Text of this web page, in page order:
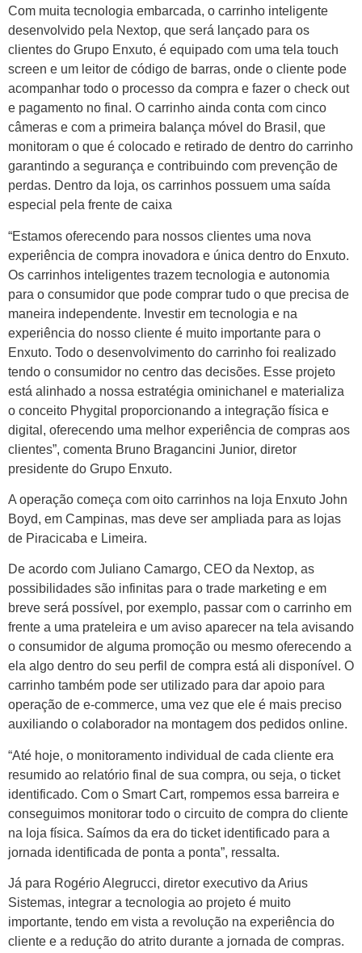
Com muita tecnologia embarcada, o carrinho inteligente
desenvolvido pela Nextop, que será lançado para os
clientes do Grupo Enxuto, é equipado com uma tela touch
screen e um leitor de código de barras, onde o cliente pode
acompanhar todo o processo da compra e fazer o check out
e pagamento no final. O carrinho ainda conta com cinco
câmeras e com a primeira balança móvel do Brasil, que
monitoram o que é colocado e retirado de dentro do carrinho
garantindo a segurança e contribuindo com prevenção de
perdas. Dentro da loja, os carrinhos possuem uma saída
especial pela frente de caixa
“Estamos oferecendo para nossos clientes uma nova
experiência de compra inovadora e única dentro do Enxuto.
Os carrinhos inteligentes trazem tecnologia e autonomia
para o consumidor que pode comprar tudo o que precisa de
maneira independente. Investir em tecnologia e na
experiência do nosso cliente é muito importante para o
Enxuto. Todo o desenvolvimento do carrinho foi realizado
tendo o consumidor no centro das decisões. Esse projeto
está alinhado a nossa estratégia ominichanel e materializa
o conceito Phygital proporcionando a integração física e
digital, oferecendo uma melhor experiência de compras aos
clientes”, comenta Bruno Bragancini Junior, diretor
presidente do Grupo Enxuto.
A operação começa com oito carrinhos na loja Enxuto John
Boyd, em Campinas, mas deve ser ampliada para as lojas
de Piracicaba e Limeira.
De acordo com Juliano Camargo, CEO da Nextop, as
possibilidades são infinitas para o trade marketing e em
breve será possível, por exemplo, passar com o carrinho em
frente a uma prateleira e um aviso aparecer na tela avisando
o consumidor de alguma promoção ou mesmo oferecendo a
ela algo dentro do seu perfil de compra está ali disponível. O
carrinho também pode ser utilizado para dar apoio para
operação de e-commerce, uma vez que ele é mais preciso
auxiliando o colaborador na montagem dos pedidos online.
“Até hoje, o monitoramento individual de cada cliente era
resumido ao relatório final de sua compra, ou seja, o ticket
identificado. Com o Smart Cart, rompemos essa barreira e
conseguimos monitorar todo o circuito de compra do cliente
na loja física. Saímos da era do ticket identificado para a
jornada identificada de ponta a ponta”, ressalta.
Já para Rogério Alegrucci, diretor executivo da Arius
Sistemas, integrar a tecnologia ao projeto é muito
importante, tendo em vista a revolução na experiência do
cliente e a redução do atrito durante a jornada de compras.